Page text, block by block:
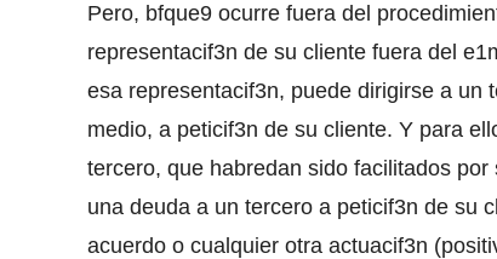
Pero, bfque9 ocurre fuera del
representacif3n de su cliente fuera del
esa representacif3n, puede dirigirse a un
medio, a peticif3n de su cliente. Y para
tercero, que habredan sido facilitados
una deuda a un tercero a peticif3n de su
acuerdo o cualquier otra actuacif3n